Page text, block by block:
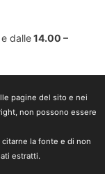
e dalle14.00 –
pagine del sito e nei
non possono essere
la fonte e di non
estratti.